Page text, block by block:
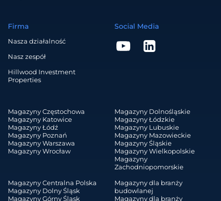
Social Media
Firma
Nasza działalność
Nasz zespół
Hillwood Investment
Properties
Magazyny Częstochowa
Magazyny Katowice
Magazyny Łódź
Magazyny Poznań
Magazyny Warszawa
Magazyny Wrocław
Magazyny Dolnośląskie
Magazyny Łódzkie
Magazyny Lubuskie
Magazyny Mazowieckie
Magazyny Śląskie
Magazyny Wielkopolskie
Magazyny
Zachodniopomorskie
Magazyny Centralna Polska
Magazyny Dolny Śląsk
Magazyny Górny Śląsk
Magazyny dla branży
budowlanej
Magazyny dla branży